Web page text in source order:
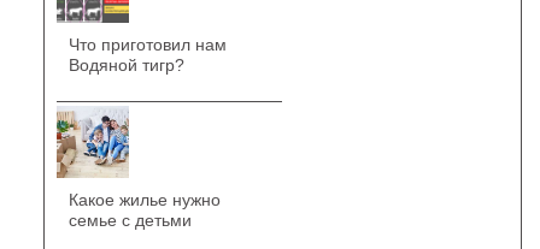
Что приготовил нам
Водяной тигр?
Какое жилье нужно
семье с детьми